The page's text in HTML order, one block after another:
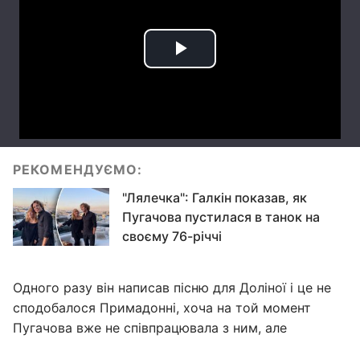
РЕКОМЕНДУЄМО:
"Лялечка": Галкін показав, як
Пугачова пустилася в танок на
своєму 76-річчі
Одного разу він написав пісню для Доліної і це не
сподобалося Примадонні, хоча на той момент
Пугачова вже не співпрацювала з ним, але